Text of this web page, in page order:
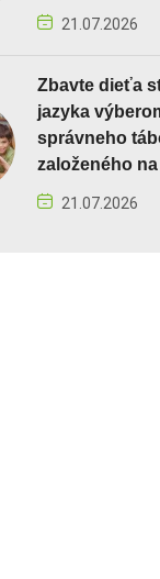
21.07.2026
Zbavte dieťa
jazyka
správneho
založeného
21.07.2026